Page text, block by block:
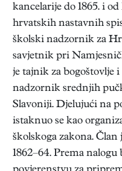
kancelarije do 1865. i
hrvatskih nastavnih
školski nadzornik za
savjetnik pri
je tajnik za bogoštovlje i
nadzornik srednjih
Slavoniji. Djelujući na
istaknuo se kao
školskoga zakona.
1862–64. Prema